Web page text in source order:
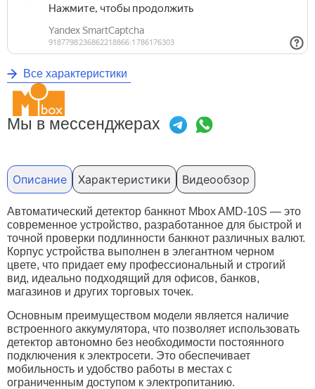
Все характеристики
Мы в мессенджерах
Описание Характеристики Видеообзор
Автоматический детектор банкнот Mbox AMD-10S — это
современное устройство, разработанное для быстрой и
точной проверки подлинности банкнот различных валют.
Корпус устройства выполнен в элегантном черном
цвете, что придает ему профессиональный и строгий
вид, идеально подходящий для офисов, банков,
магазинов и других торговых точек.
Основным преимуществом модели является наличие
встроенного аккумулятора, что позволяет использовать
детектор автономно без необходимости постоянного
подключения к электросети. Это обеспечивает
мобильность и удобство работы в местах с
ограниченным доступом к электропитанию.